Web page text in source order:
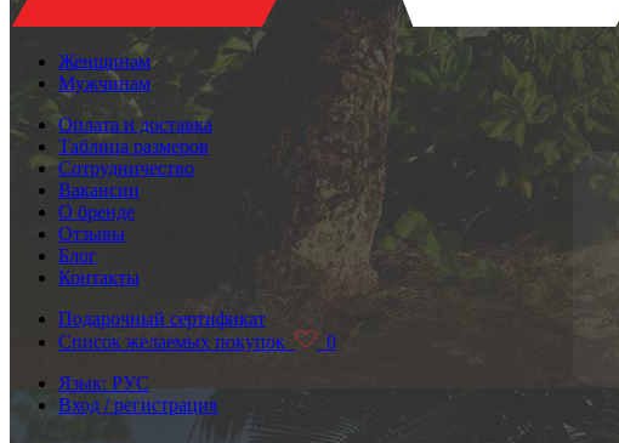
Женщинам
Мужчинам
Оплата и доставка
Таблица размеров
Сотрудничество
Вакансии
О бренде
Отзывы
Блог
Контакты
Подарочный сертификат
Список желаемых покупок
0
Язык: РУС
Вход / регистрация